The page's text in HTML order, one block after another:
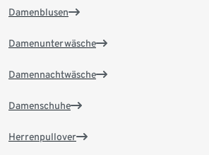
Damenblusen
Damenunterwäsche
Damennachtwäsche
Damenschuhe
Herrenpullover